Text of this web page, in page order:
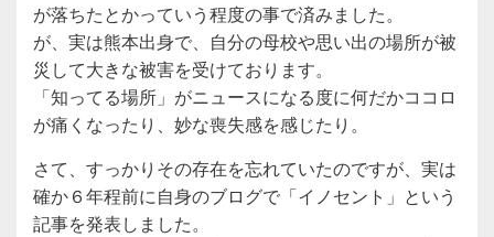
が落ちたとかっていう程度の事で済みました。
が、実は熊本出身で、自分の母校や思い出の場所が被
災して大きな被害を受けております。
「知ってる場所」がニュースになる度に何だかココロ
が痛くなったり、妙な喪失感を感じたり。
さて、すっかりその存在を忘れていたのですが、実は
確か６年程前に自身のブログで「イノセント」という
記事を発表しました。